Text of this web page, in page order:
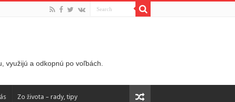
využijú a odkopnú po voľbách.
Zo života – rady, tipy